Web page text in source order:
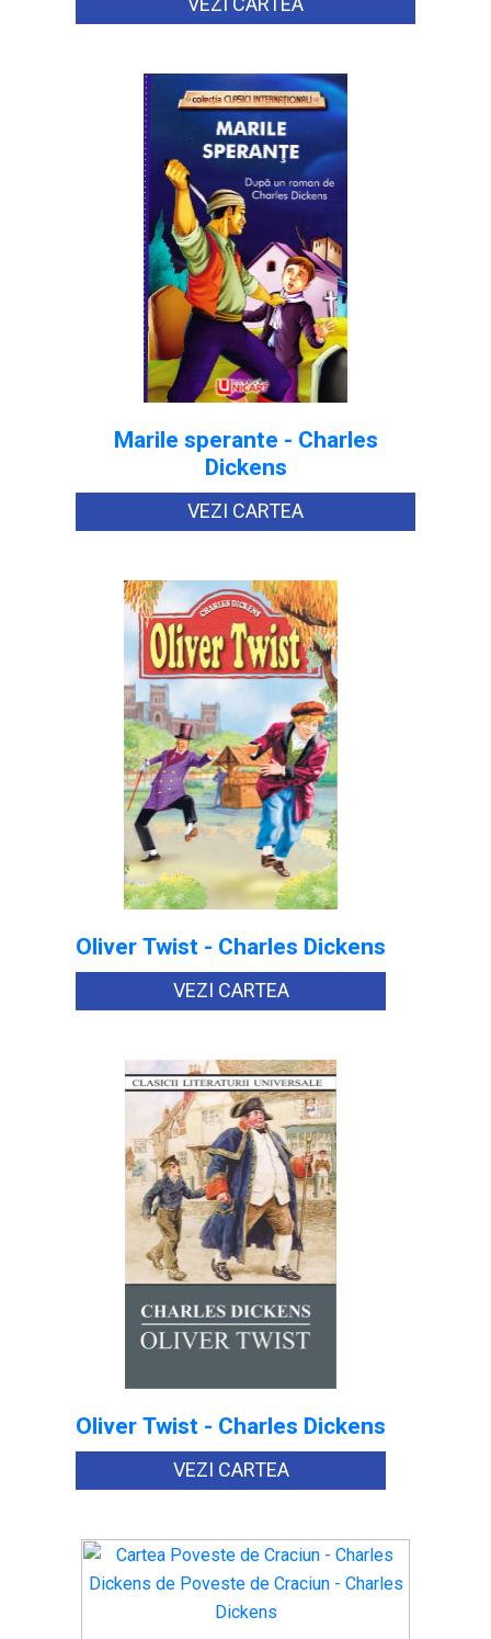
Marile sperante - Charles
Dickens
VEZI CARTEA
Oliver Twist - Charles Dickens
VEZI CARTEA
Oliver Twist - Charles Dickens
VEZI CARTEA